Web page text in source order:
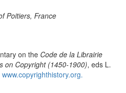
Poitiers, France
on the Code de la Librairie
on Copyright (1450-1900), eds L.
www.copyrighthistory.org.